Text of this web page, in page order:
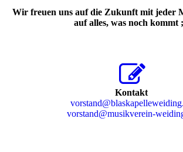
Wir freuen uns auf die Zukunft mit jeder
auf alles, was noch kommt
Kontakt
vorstand@musikverein-